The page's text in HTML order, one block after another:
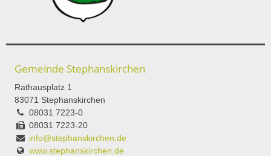
Gemeinde Stephanskirchen
Rathausplatz 1
83071 Stephanskirchen
08031 7223-0
08031 7223-20
info@stephanskirchen.de
www.stephanskirchen.de